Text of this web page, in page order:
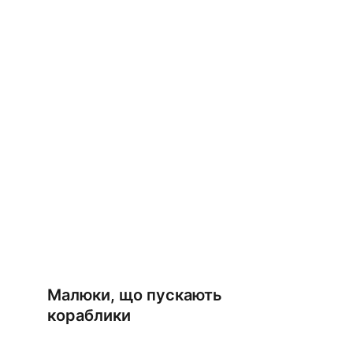
Малюки, що пускають
кораблики